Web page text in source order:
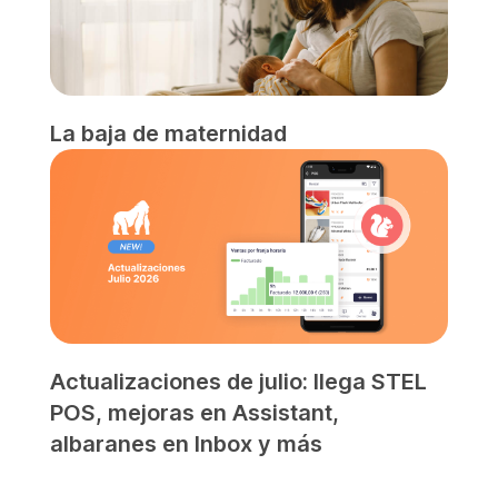
La baja de maternidad
Actualizaciones de julio: llega STEL
POS, mejoras en Assistant,
albaranes en Inbox y más